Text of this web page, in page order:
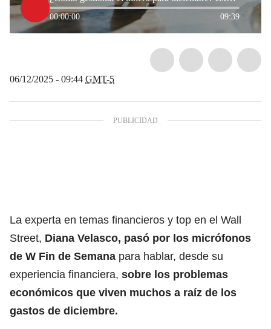
00:00:00 09:39
06/12/2025 - 09:44 GMT-5
La experta en temas financieros y top en el Wall
Street, Diana Velasco, pasó por los micrófonos
de W Fin de Semana para hablar, desde su
experiencia financiera, sobre los problemas
económicos que viven muchos a raíz de los
gastos de diciembre.